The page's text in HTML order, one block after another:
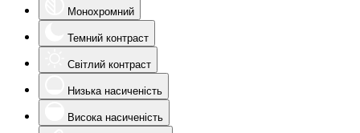
Монохромний
Темний контраст
Світлий контраст
Низька насиченість
Висока насиченість